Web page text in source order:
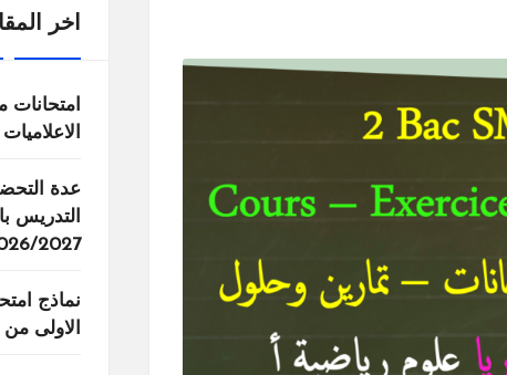
اخر
امتحانات
الاعلاميات –
عدة
التدريس
2027
نماذج
الاولى من